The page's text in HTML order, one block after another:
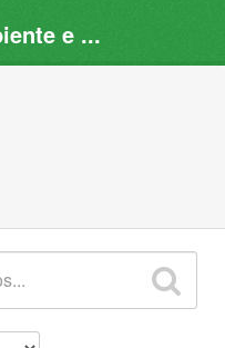
e ...